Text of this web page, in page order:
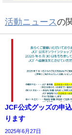
活動ニュースの
JCF公式グッズの申
ります
2025年6月27日